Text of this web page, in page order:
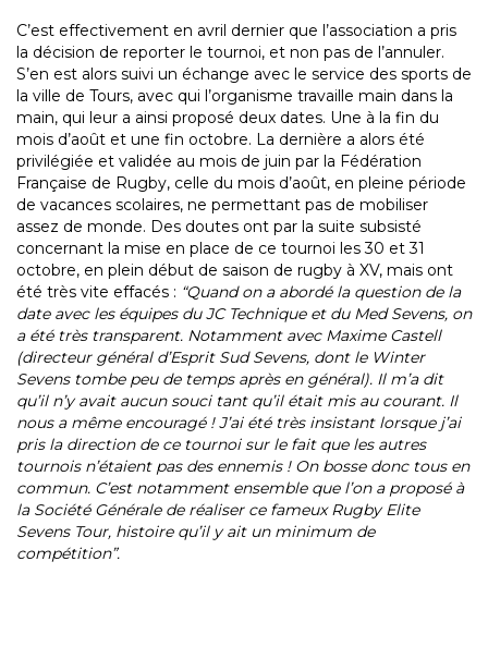
C’est effectivement en avril dernier que l’association a pris
la décision de reporter le tournoi, et non pas de l’annuler.
S’en est alors suivi un échange avec le service des sports de
la ville de Tours, avec qui l’organisme travaille main dans la
main, qui leur a ainsi proposé deux dates. Une à la fin du
mois d’août et une fin octobre. La dernière a alors été
privilégiée et validée au mois de juin par la Fédération
Française de Rugby, celle du mois d’août, en pleine période
de vacances scolaires, ne permettant pas de mobiliser
assez de monde. Des doutes ont par la suite subsisté
concernant la mise en place de ce tournoi les 30 et 31
octobre, en plein début de saison de rugby à XV, mais ont
été très vite effacés : “Quand on a abordé la question de la
date avec les équipes du JC Technique et du Med Sevens, on
a été très transparent. Notamment avec Maxime Castell
(directeur général d’Esprit Sud Sevens, dont le Winter
Sevens tombe peu de temps après en général). Il m’a dit
qu’il n’y avait aucun souci tant qu’il était mis au courant. Il
nous a même encouragé ! J’ai été très insistant lorsque j’ai
pris la direction de ce tournoi sur le fait que les autres
tournois n’étaient pas des ennemis ! On bosse donc tous en
commun. C’est notamment ensemble que l’on a proposé à
la Société Générale de réaliser ce fameux Rugby Elite
Sevens Tour, histoire qu’il y ait un minimum de
compétition”.